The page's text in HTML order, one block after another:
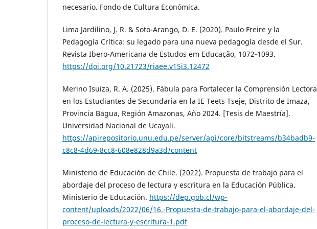
necesario. Fondo de Cultura Económica.
Lima Jardilino, J. R. & Soto-Arango, D. E. (2020). Paulo Freire y la
Pedagogía Crítica: su legado para una nueva pedagogía desde el Sur.
Revista Ibero-Americana de Estudos em Educação, 1072-1093.
https://doi.org/10.21723/riaee.v15i3.12472
Merino Isuiza, R. A. (2025). Fábula para Fortalecer la Comprensión Lectora
en los Estudiantes de Secundaria en la IE Teets Tseje, Distrito de Imaza,
Provincia Bagua, Región Amazonas, Año 2024. [Tesis de Maestría].
Universidad Nacional de Ucayali.
https://apirepositorio.unu.edu.pe/server/api/core/bitstreams/b34badb9-
c8c8-4d69-8cc8-608e828d9a3d/content
Ministerio de Educación de Chile. (2022). Propuesta de trabajo para el
abordaje del proceso de lectura y escritura en la Educación Pública.
Ministerio de Educación. https://dep.gob.cl/wp-
content/uploads/2022/06/16.-Propuesta-de-trabajo-para-el-abordaje-del-
proceso-de-lectura-y-escritura-1.pdf